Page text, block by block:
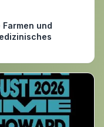
und